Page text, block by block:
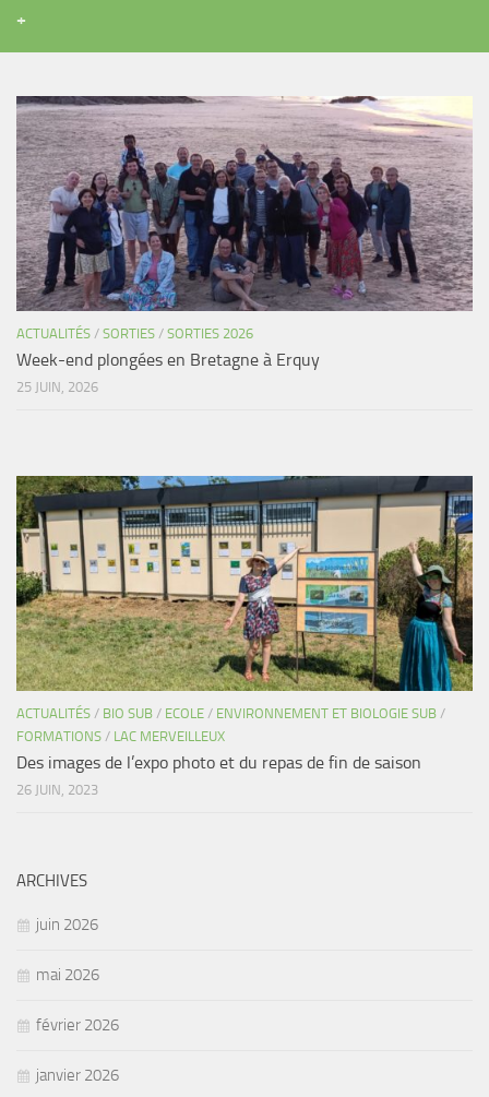
NAP / NEV
Agenda
Les Palmes du Lac
Résultats Compétitions
MATERIEL
Section Matériel
Occasions
+
ACTUALITÉS / SORTIES / SORTIES 2026
Week-end plongées en Bretagne à Erquy
25 JUIN, 2026
ACTUALITÉS / BIO SUB / ECOLE / ENVIRONNEMENT ET BIOLOGIE SUB /
FORMATIONS / LAC MERVEILLEUX
Des images de l’expo photo et du repas de fin de saison
26 JUIN, 2023
ARCHIVES
juin 2026
mai 2026
février 2026
janvier 2026